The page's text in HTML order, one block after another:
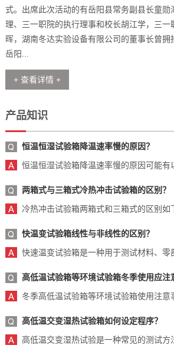
式。出席此次活动的有岳阳县常务副县长童勋
理、三一职院的执行理事和校长胡江学，三一
晖，湖南冬达实验设备有限公司的董事长曾拥
岳阳...
+ 查看详情 +
产品知识
恒温恒湿试验箱降温速率慢的原因？
恒温恒湿试验箱降温速率慢的原因可能有以
两箱式与三箱式冷热冲击试验箱的区别？
冷热冲击试验箱两箱式和三箱式的区别如下
快温变试验箱线性与非线性的区别？
快速温变试验箱是一种用于测试材料、零部
高低温试验箱等环境试验箱冬季使用应注
冬季高低温试验箱等环境试验箱使用注意事
高低温交变湿热试验箱如何设定程序？
高低温交变湿热试验是一种常见的测试方法